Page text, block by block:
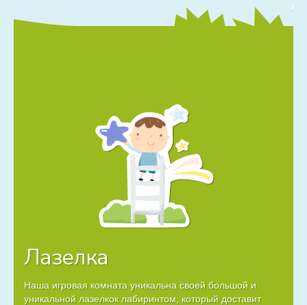
Лазелка
Наша игровая комната уникальна своей большой и
уникальной лазелкок лабиринтом, который доставит